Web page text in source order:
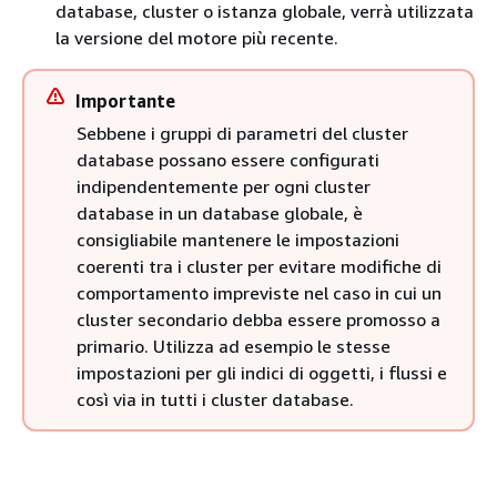
database, cluster o istanza globale, verrà utilizzata
la versione del motore più recente.
Importante
Sebbene i gruppi di parametri del cluster
database possano essere configurati
indipendentemente per ogni cluster
database in un database globale, è
consigliabile mantenere le impostazioni
coerenti tra i cluster per evitare modifiche di
comportamento impreviste nel caso in cui un
cluster secondario debba essere promosso a
primario. Utilizza ad esempio le stesse
impostazioni per gli indici di oggetti, i flussi e
così via in tutti i cluster database.